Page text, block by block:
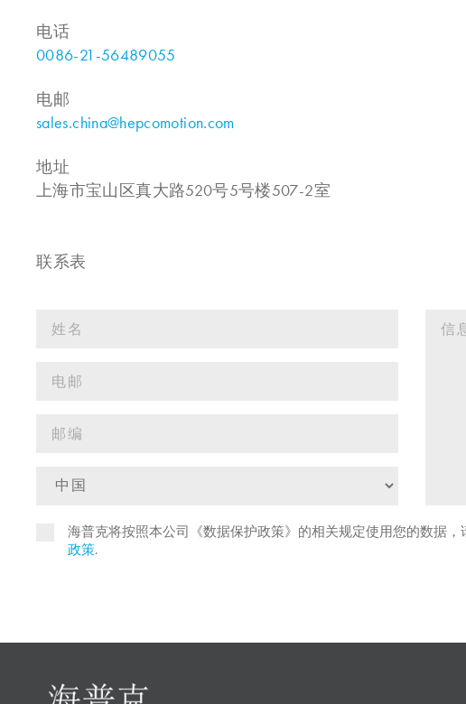
电话
0086-21-56489055
电邮
sales.china@hepcomotion.com
地址
上海市宝山区真大路520号5号楼507-2室
联系表
海普克将按照本公司《数据保护政策》的相关规定使用您的数据，
政策.